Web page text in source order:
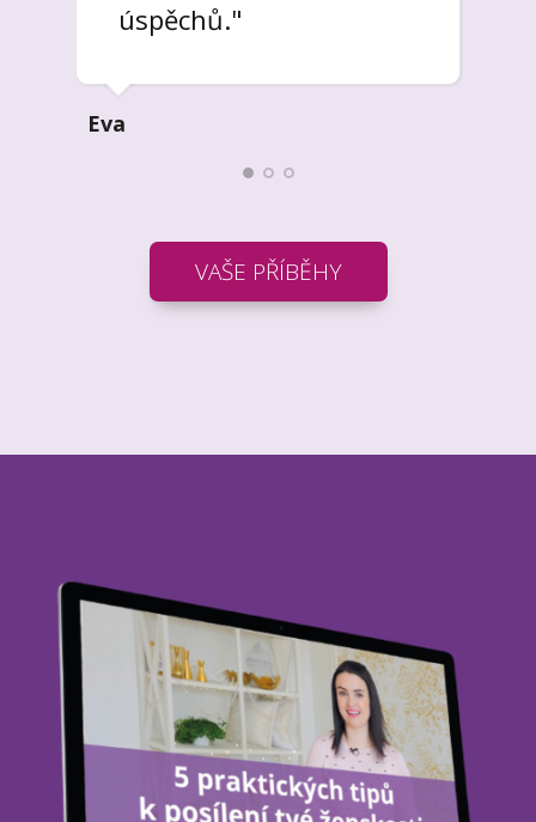
úspěchů."
Eva
VAŠE PŘÍBĚHY